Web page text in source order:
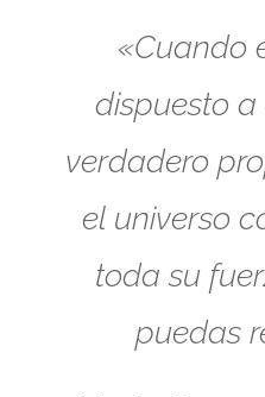
«Cuando
dispuesto
verdadero
el universo
toda su
puedas